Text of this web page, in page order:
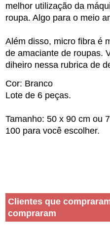
melhor utilização da
roupa. Algo para o meio
Além disso, micro fibra é
de amaciante de roupas.
diheiro nessa rubrica de
Cor: Branco
Lote de 6 peças.
Tamanho: 50 x 90 cm ou
100 para você escolher.
Clientes que
compraram